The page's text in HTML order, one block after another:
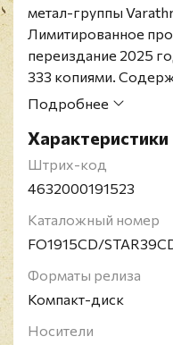
метал-группы
Лимитированное
переиздание 2025
333 копиями.
и эксклюзивный
чьи корни уходят в
своего основания,
новые формы в
мелодиями и
партиями. В их
элементы фолка и
уникальный и
Подробнее
Характеристики
Штрих-код
4632000191523
Каталожный номер
FO1915CD/
Форматы релиза
Компакт-диск
Носители